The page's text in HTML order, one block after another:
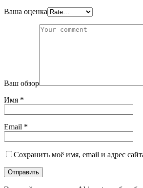
Ваша оценка
Ваш обзор
Имя *
Email *
Сохранить моё имя, email и адрес